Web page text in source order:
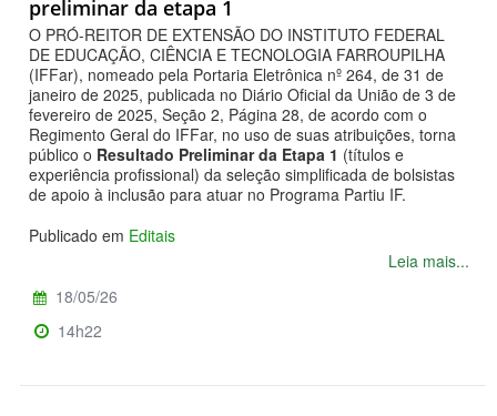
preliminar da etapa 1
O PRÓ-REITOR DE EXTENSÃO DO INSTITUTO FEDERAL
DE EDUCAÇÃO, CIÊNCIA E TECNOLOGIA FARROUPILHA
(IFFar), nomeado pela Portaria Eletrônica nº 264, de 31 de
janeiro de 2025, publicada no Diário Oficial da União de 3 de
fevereiro de 2025, Seção 2, Página 28, de acordo com o
Regimento Geral do IFFar, no uso de suas atribuições, torna
público o Resultado Preliminar da Etapa 1 (títulos e
experiência profissional) da seleção simplificada de bolsistas
de apoio à inclusão para atuar no Programa Partiu IF.
Publicado em Editais
Leia mais...
18/05/26
14h22